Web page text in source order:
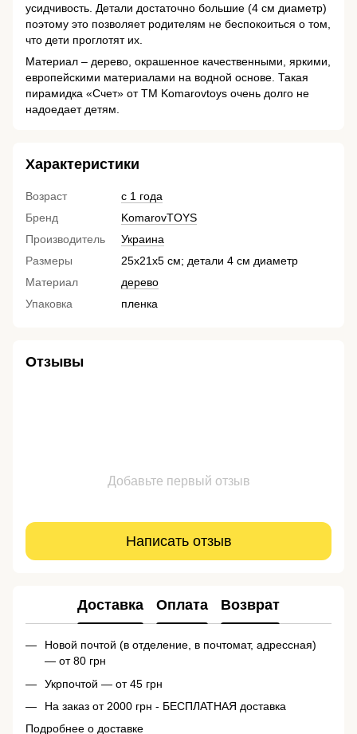
усидчивость. Детали достаточно большие (4 см диаметр)
поэтому это позволяет родителям не беспокоиться о том,
что дети проглотят их.
Материал – дерево, окрашенное качественными, яркими,
европейскими материалами на водной основе. Такая
пирамидка «Счет» от ТМ Komarovtoys очень долго не
надоедает детям.
Характеристики
Возраст
с 1 года
Бренд
KomarovTOYS
Производитель
Украина
Размеры
25х21х5 см; детали 4 см диаметр
Материал
дерево
Упаковка
пленка
Отзывы
Добавьте первый отзыв
Написать отзыв
Доставка Оплата Возврат
Новой почтой (в отделение, в почтомат, адрессная)
— от 80 грн
Укрпочтой — от 45 грн
На заказ от 2000 грн - БЕСПЛАТНАЯ доставка
Подробнее о доставке